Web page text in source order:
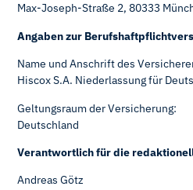
Max-Joseph-Straße 2, 80333
Angaben zur
Name und Anschrift des
Hiscox S.A. Niederlassung für
Geltungsraum der Versicherung:
Deutschland
Verantwortlich für die
Andreas Götz